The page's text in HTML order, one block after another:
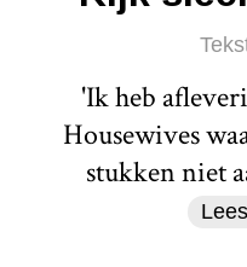
'Ik heb
Housewives
stukken niet